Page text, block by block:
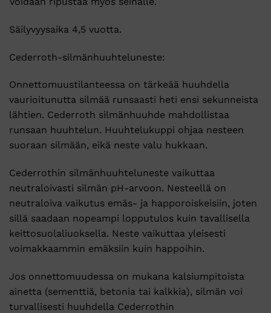
Säilyvyysaika 4,5 vuotta.
Cederroth-silmänhuuhteluneste:
Onnettomuustilanteessa on tärkeää huuhdella
vaurioitunutta silmää runsaasti heti ensi sekunneista
lähtien. Cederroth silmänhuuhde mahdollistaa
runsaan huuhtelun. Huuhtelukuppi ohjaa nesteen
suoraan silmään, eikä neste valu hukkaan.
Cederrothin silmänhuuhteluneste vaikuttaa
neutraloivasti silmän pH-arvoon. Nesteellä on
neutraloiva vaikutus emäs- ja happoroiskeisiin, joten
sillä saadaan nopeampi lopputulos kuin tavallisella
keittosuolaliuoksella. Neste vaikuttaa yleisesti
voimakkaammin emäksiin kuin happoihin.
Jos onnettomuudessa on mukana kalsiumpitoista
ainetta (sementtiä, betonia tai kalkkia), silmän voi
turvallisesti huuhdella Cederrothin